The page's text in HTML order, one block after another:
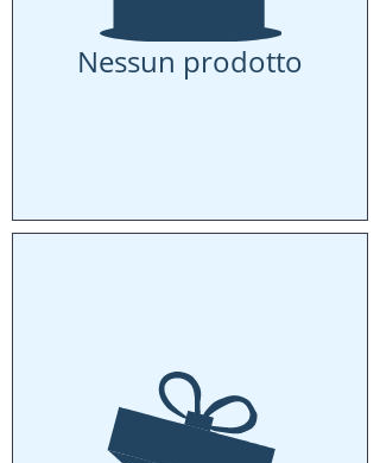
Nessun prodotto